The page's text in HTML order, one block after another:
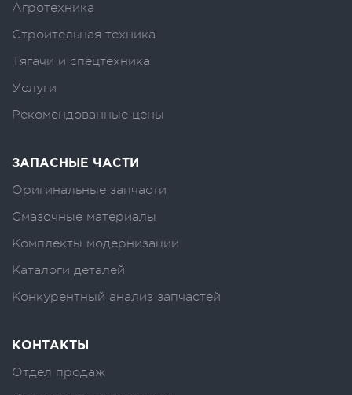
Агротехника
Строительная техника
Тягачи и спецтехника
Услуги
Рекомендованные цены
ЗАПАСНЫЕ ЧАСТИ
Оригинальные запчасти
Смазочные материалы
Комплекты модернизации
Каталоги деталей
Конкурентный анализ запчастей
КОНТАКТЫ
Отдел продаж